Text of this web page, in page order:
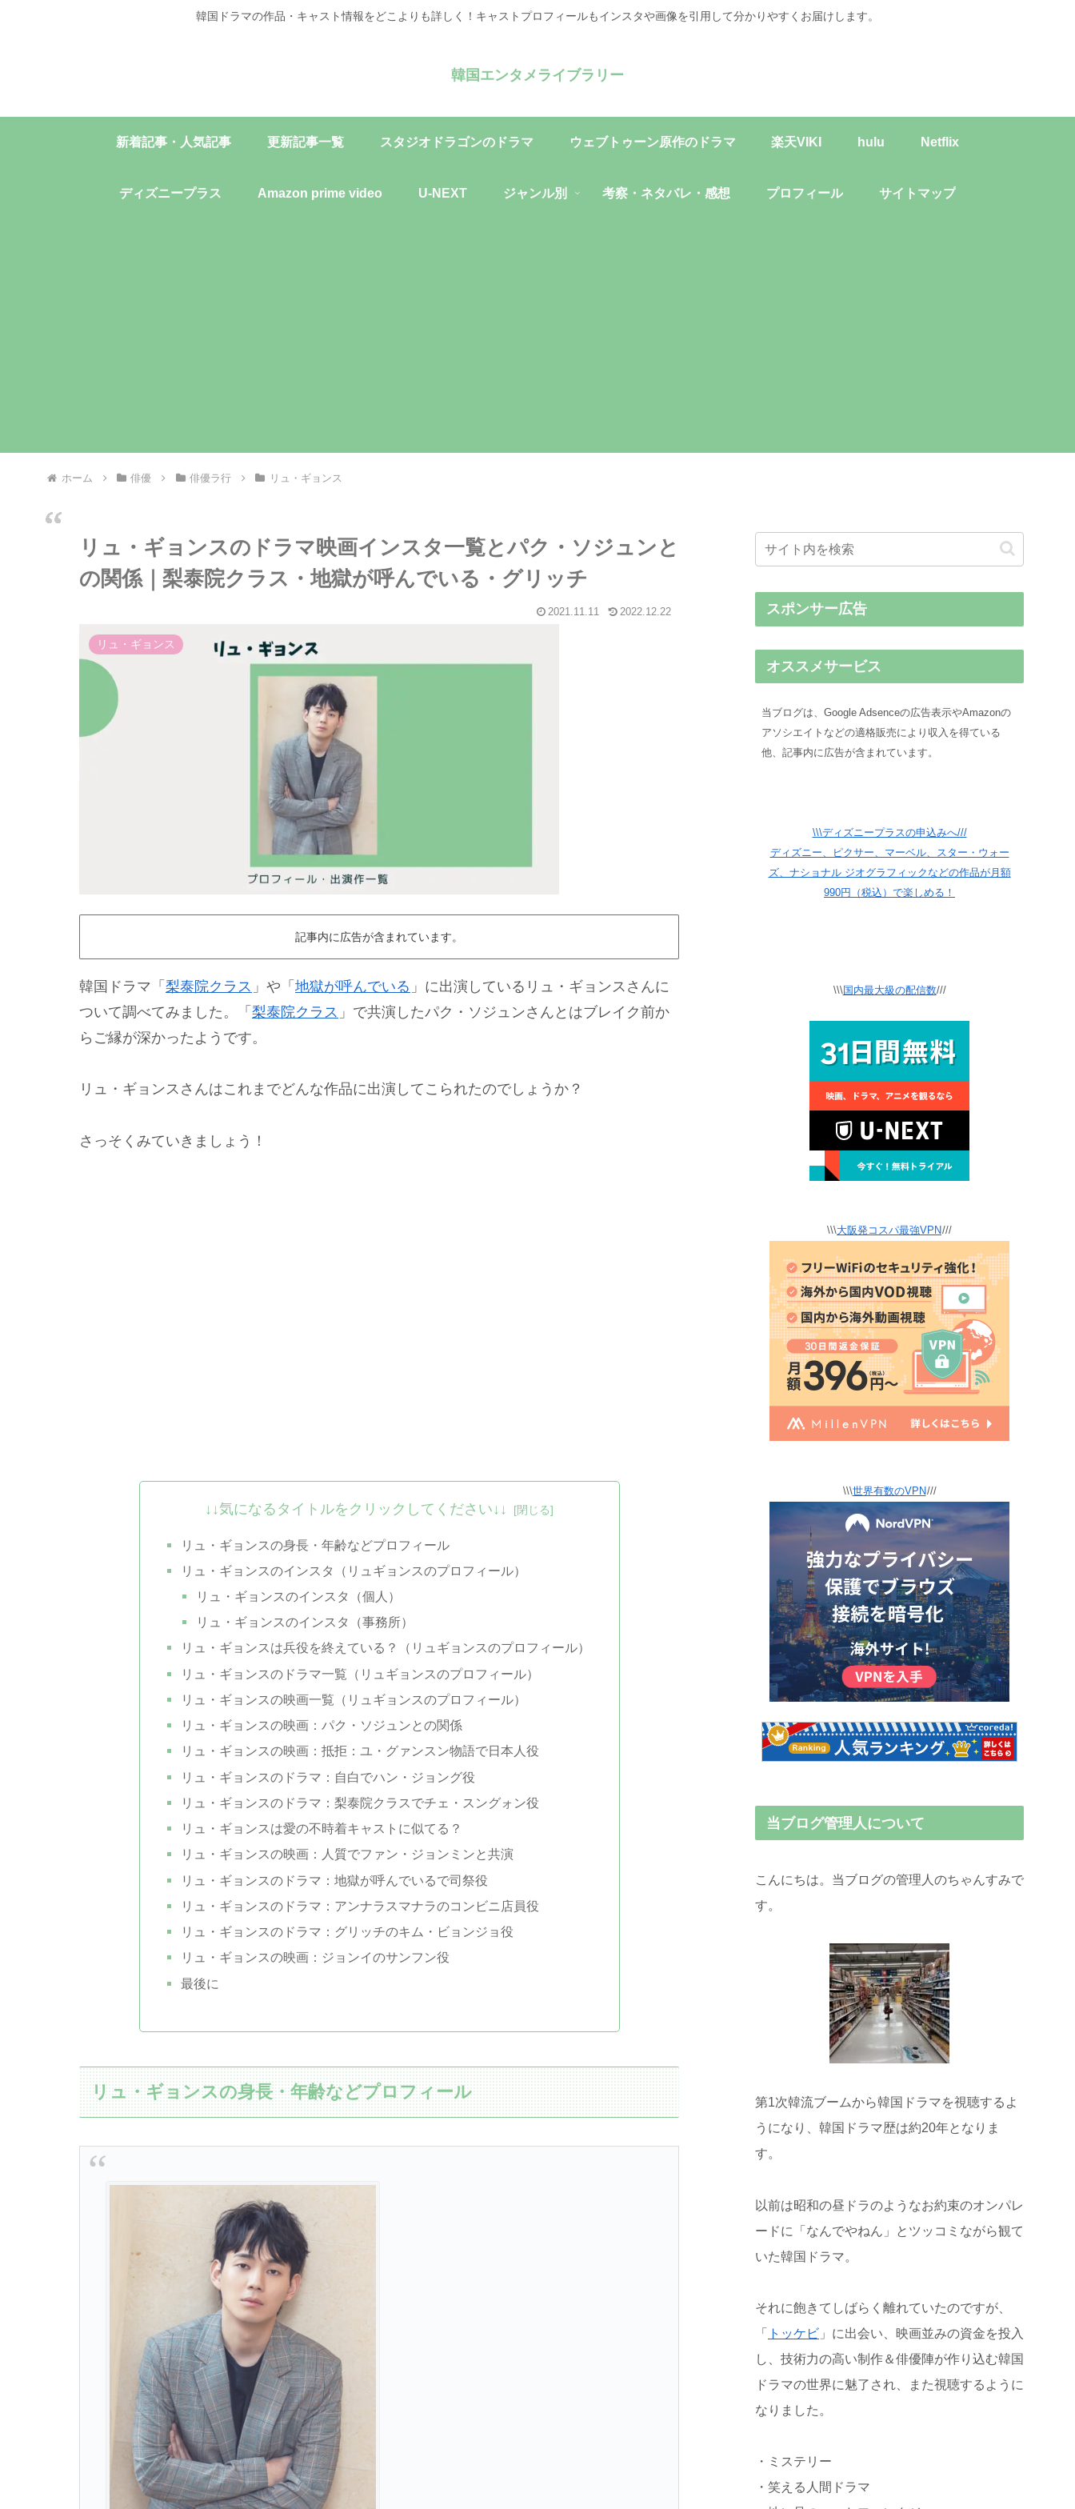
韓国ドラマの作品・キャスト情報をどこよりも詳しく！キャストプロフィールもインスタや画像を引用して分かりやすくお届けします。
韓国エンタメライブラリー
新着記事・人気記事 更新記事一覧 スタジオドラゴンのドラマ ウェブトゥーン原作のドラマ 楽天VIKI hulu Netflix
ディズニープラス Amazon prime video U-NEXT ジャンル別 考察・ネタバレ・感想 プロフィール サイトマップ
ホーム 俳優 俳優ラ行 リュ・ギョンス
リュ・ギョンスのドラマ映画インスタ一覧とパク・ソジュンと
の関係｜梨泰院クラス・地獄が呼んでいる・グリッチ
2021.11.11 2022.12.22
リュ・ギョンス
記事内に広告が含まれています。
韓国ドラマ「 梨泰院クラス 」や「 地獄が呼んでいる 」に出演しているリュ・ギョンスさんに
ついて調べてみました。「 梨泰院クラス 」で共演したパク・ソジュンさんとはブレイク前か
らご縁が深かったようです。
リュ・ギョンスさんはこれまでどんな作品に出演してこられたのでしょうか？
さっそくみていきましょう！
↓↓気になるタイトルをクリックしてください↓↓
リュ・ギョンスの身長・年齢などプロフィール
リュ・ギョンスのインスタ（リュギョンスのプロフィール）
リュ・ギョンスのインスタ（個人）
リュ・ギョンスのインスタ（事務所）
リュ・ギョンスは兵役を終えている？（リュギョンスのプロフィール）
リュ・ギョンスのドラマ一覧（リュギョンスのプロフィール）
リュ・ギョンスの映画一覧（リュギョンスのプロフィール）
リュ・ギョンスの映画：パク・ソジュンとの関係
リュ・ギョンスの映画：抵拒：ユ・グァンスン物語で日本人役
リュ・ギョンスのドラマ：自白でハン・ジョング役
リュ・ギョンスのドラマ：梨泰院クラスでチェ・スングォン役
リュ・ギョンスは愛の不時着キャストに似てる？
リュ・ギョンスの映画：人質でファン・ジョンミンと共演
リュ・ギョンスのドラマ：地獄が呼んでいるで司祭役
リュ・ギョンスのドラマ：アンナラスマナラのコンビニ店員役
リュ・ギョンスのドラマ：グリッチのキム・ビョンジョ役
リュ・ギョンスの映画：ジョンイのサンフン役
最後に
リュ・ギョンスの身長・年齢などプロフィール
スポンサー広告
オススメサービス
当ブログは、Google Adsenceの広告表示やAmazonの
アソシエイトなどの適格販売により収入を得ている
他、記事内に広告が含まれています。
\\\ディズニープラスの申込みへ///
ディズニー、ピクサー、マーベル、スター・ウォー
ズ、ナショナル ジオグラフィックなどの作品が月額
990円（税込）で楽しめる！
\\\国内最大級の配信数///
\\\大阪発コスパ最強VPN///
\\\世界有数のVPN///
当ブログ管理人について
こんにちは。当ブログの管理人のちゃんすみで
す。
第1次韓流ブームから韓国ドラマを視聴するよ
うになり、韓国ドラマ歴は約20年となりま
す。
以前は昭和の昼ドラのようなお約束のオンパレ
ードに「なんでやねん」とツッコミながら観て
いた韓国ドラマ。
それに飽きてしばらく離れていたのですが、
「 トッケビ 」に出会い、映画並みの資金を投入
し、技術力の高い制作＆俳優陣が作り込む韓国
ドラマの世界に魅了され、また視聴するように
なりました。
・ミステリー
・笑える人間ドラマ